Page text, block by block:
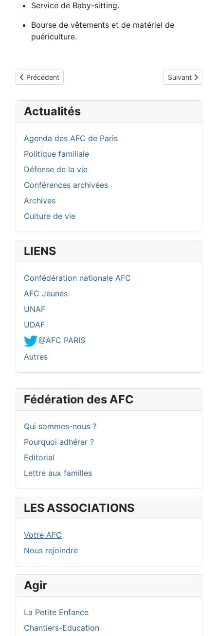
Fédération des AFC
Qui sommes-nous ?
Pourquoi adhérer ?
Editorial
Lettre aux familles
LES ASSOCIATIONS
Votre AFC
Nous rejoindre
Agir
La Petite Enfance
Chantiers-Education
Service de Baby-sitting.
Bourse de vêtements et de matériel de
puériculture.
Article précédent : AFC SAINT JOSEPH PARIS 13
Précédent Article suivant :
Suivant
Actualités
Agenda des AFC de Paris
Politique familiale
Défense de la vie
Conférences archivées
Archives
Culture de vie
LIENS
Confédération nationale AFC
AFC Jeunes
UNAF
UDAF
@AFC PARIS
Autres